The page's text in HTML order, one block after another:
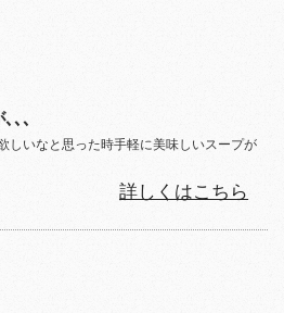
､､
しいなと思った時手軽に美味しいスープが
詳しくはこちら